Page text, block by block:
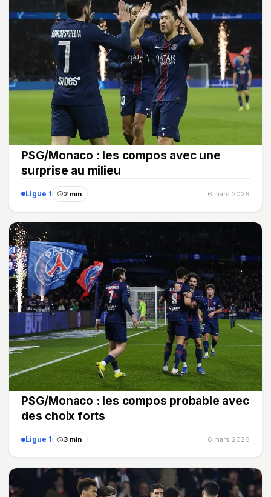
PSG/Monaco : les compos avec une
surprise au milieu
Ligue 1 2 min 6 mars 2026
PSG/Monaco : les compos probable avec
des choix forts
Ligue 1 3 min 6 mars 2026